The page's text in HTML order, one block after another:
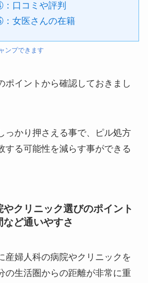
口コミや評判
女医さんの在籍
ンプできます
ポイントから確認しておきまし
っかり押さえる事で、ピル処方
する可能性を減らす事ができる
やクリニック選びのポイント
ど通いやすさ
産婦人科の病院やクリニックを
の生活圏からの距離が非常に重